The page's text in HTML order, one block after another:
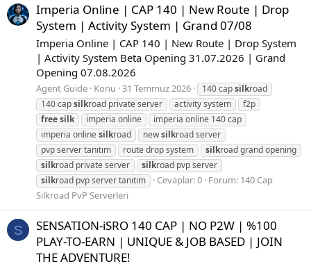
Imperia Online | CAP 140 | New Route | Drop
System | Activity System | Grand 07/08
Imperia Online | CAP 140 | New Route | Drop System
| Activity System Beta Opening 31.07.2026 | Grand
Opening 07.08.2026
Agent Guide Konu 31 Temmuz 2026 140 capsilkroad
140 capsilkroad private server activity system
f2p
freesilk imperia online
imperia online 140 cap
imperia onlinesilkroad newsilkroad server
pvp server tanıtım
route drop system silkroad grand opening
silkroad private server silkroad pvp server
silkroad pvp server tanıtım Cevaplar: 0 Forum: 140 Cap
Silkroad PvP Serverleri
S
SENSATION-iSRO 140 CAP | NO P2W | %100
PLAY-TO-EARN | UNIQUE & JOB BASED | JOIN
THE ADVENTURE!